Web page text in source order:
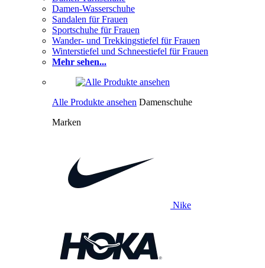
Damen-Wasserschuhe
Sandalen für Frauen
Sportschuhe für Frauen
Wander- und Trekkingstiefel für Frauen
Winterstiefel und Schneestiefel für Frauen
Mehr sehen...
Alle Produkte ansehen Damenschuhe
Marken
Nike